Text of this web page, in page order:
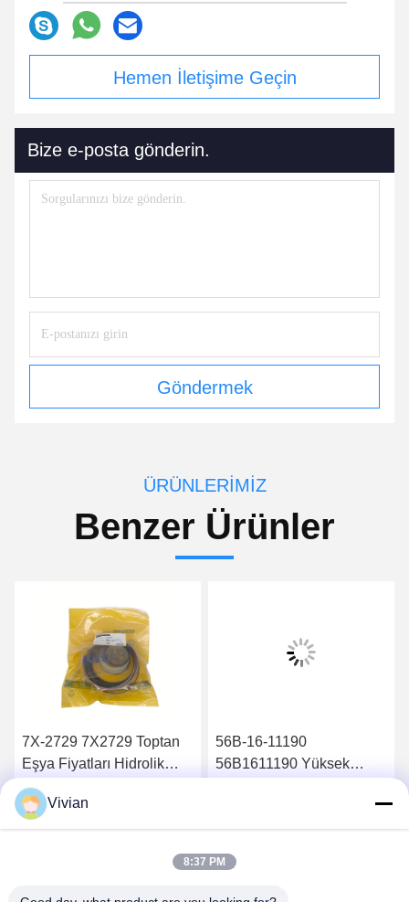
Hemen İletişime Geçin
Bize e-posta gönderin.
Göndermek
ÜRÜNLERIMIZ
Benzer Ürünler
7X-2729 7X2729 Toptan
Eşya Fiyatları Hidrolik
Silindir Conta Takımı
826BEn İyi Fiyatı Alın
56B-16-11190
56B1611190 Yüksek
HM400-2 HM350-2
Vivian
8:37 PM